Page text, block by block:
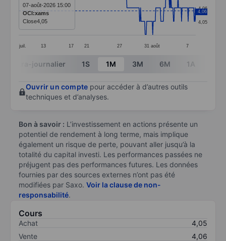
The chart has 1 X axis displaying categories.
The chart has 1 Y axis displaying values. Data
juil. 13 17 21 27 31 août 7
4,05
4,06
4,06
07-août-2026 15:00
OCI:xams
Close4,05
End of interactive chart.
Intra-journalier 1S 1M 3M 6M 1A
Ouvrir un compte pour accéder à d’autres outils
techniques et d’analyses.
Bon à savoir : L’investissement en actions présente un
potentiel de rendement à long terme, mais implique
également un risque de perte, pouvant aller jusqu’à la
totalité du capital investi. Les performances passées ne
préjugent pas des performances futures. Les données
fournies par des sources externes n’ont pas été
modifiées par Saxo. Voir la clause de non-
responsabilité.
Cours
Achat
4,05
Vente
4,06